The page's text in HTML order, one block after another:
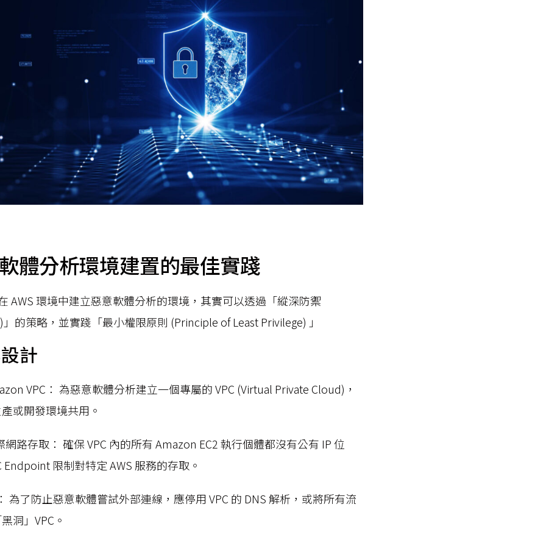
體分析環境建置的最佳實踐
AWS 環境中建立惡意軟體分析的環境，其實可以透過「縱深防禦
的策略，並實踐「最小權限原則 (Principle of Least Privilege) 」
計
VPC： 為惡意軟體分析建立一個專屬的 VPC (Virtual Private Cloud)，
或開發環境共用。
網路存取： 確保 VPC 內的所有 Amazon EC2 執行個體都沒有公有 IP 位
Endpoint 限制對特定 AWS 服務的存取。
為了防止惡意軟體嘗試外部連線，應停用 VPC 的 DNS 解析，或將所有流
洞」VPC。